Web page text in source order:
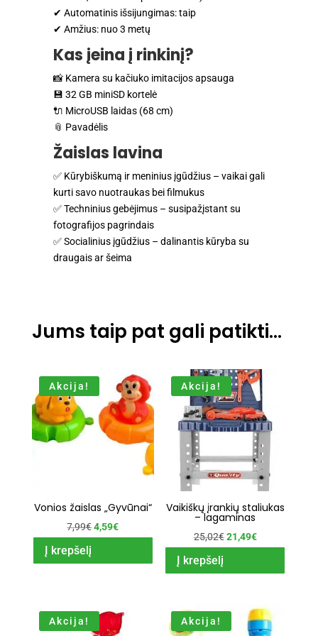
✔ Automatinis išsijungimas: taip
✔ Amžius: nuo 3 metų
Kas įeina į rinkinį?
📸 Kamera su kačiuko imitacijos apsauga
💾 32 GB miniSD kortelė
🔌 MicroUSB laidas (68 cm)
📎 Pavadėlis
Žaislas lavina
✅ Kūrybiškumą ir meninius įgūdžius – vaikai gali
kurti savo nuotraukas bei filmukus
✅ Techninius gebėjimus – susipažįstant su
fotografijos pagrindais
✅ Socialinius įgūdžius – dalinantis kūryba su
draugais ar šeima
Jums taip pat gali patikti…
Akcija!
Vonios žaislas „Gyvūnai“
7,99€Original
was:
4,59€Current
is:
Į krepšelį
Akcija!
Vaikiškų įrankių staliukas
– lagaminas
25,02€ Original
was:
21,49€Current
is:
Į krepšelį
Akcija! Akcija!